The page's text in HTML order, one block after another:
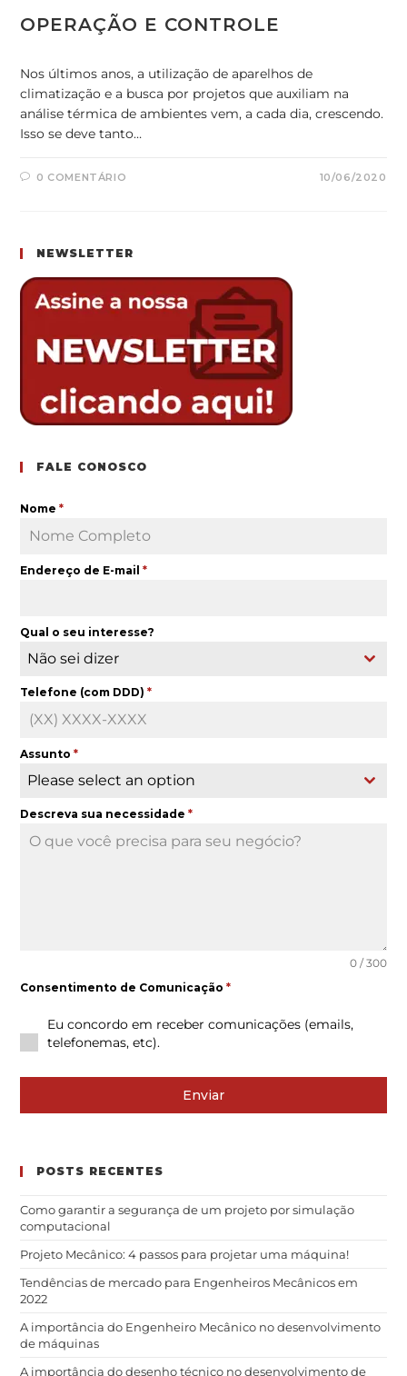
OPERAÇÃO E CONTROLE
Nos últimos anos, a utilização de aparelhos de
climatização e a busca por projetos que auxiliam na
análise térmica de ambientes vem, a cada dia, crescendo.
Isso se deve tanto…
0 COMENTÁRIO 10/06/2020
NEWSLETTER
FALE CONOSCO
Nome*
Endereço de E-mail*
Qual o seu interesse?
Não sei dizer
Telefone (com DDD)*
Assunto*
Please select an option
Descreva sua necessidade*
0 / 300
Consentimento de Comunicação*
Eu concordo em receber comunicações (emails,
telefonemas, etc).
Enviar
POSTS RECENTES
Como garantir a segurança de um projeto por simulação
computacional
Projeto Mecânico: 4 passos para projetar uma máquina!
Tendências de mercado para Engenheiros Mecânicos em
2022
A importância do Engenheiro Mecânico no desenvolvimento
de máquinas
A importância do desenho técnico no desenvolvimento de